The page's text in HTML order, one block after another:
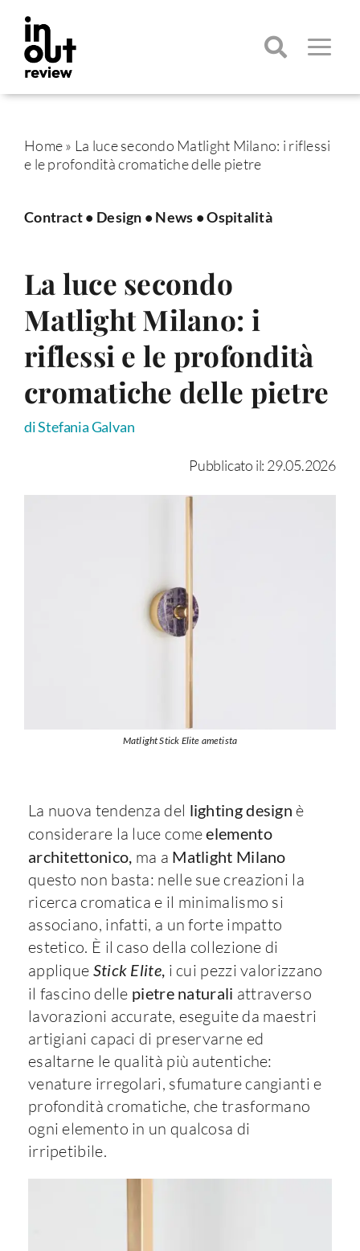
contenuto
Toggle
per:
Home» La luce secondo Matlight Milano: i riflessi
e le profondità cromatiche delle pietre
Contract• Design • News •Ospitalità
La luce secondo
Matlight Milano: i
riflessi e le profondità
cromatiche delle pietre
di Stefania Galvan
Pubblicato il: 29.05.2026
Matlight Stick Elite ametista
La nuova tendenza del lighting design è
considerare la luce comeelemento
architettonico, ma a Matlight Milano
questo non basta: nelle sue creazioni la
ricerca cromatica e il minimalismo si
associano, infatti, a un forte impatto
estetico. È il caso della collezione di
applique Stick Elite, i cui pezzi valorizzano
il fascino delle pietre naturali attraverso
lavorazioni accurate, eseguite da maestri
artigiani capaci di preservarne ed
esaltarne le qualità più autentiche:
venature irregolari, sfumature cangianti e
profondità cromatiche, che trasformano
ogni elemento in un qualcosa di
irripetibile.